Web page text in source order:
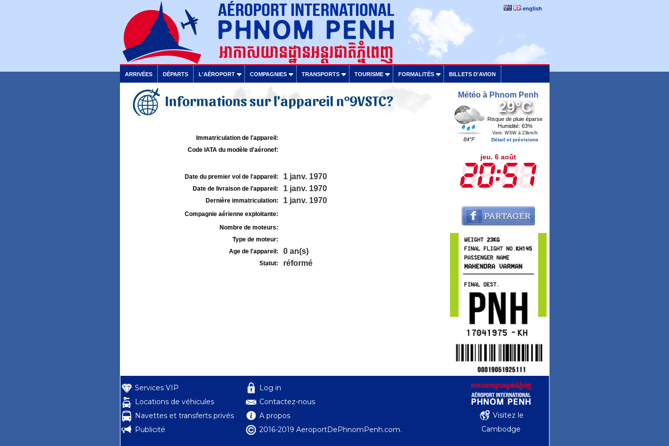
english
ARRIVÉES DÉPARTS L'AÉROPORT COMPAGNIES TRANSPORTS TOURISME FORMALITÉS BILLETS D'AVION
Informations sur l'appareil n°9VSTC?
Immatriculation de l'appareil:
Code IATA du modèle d'aéronef:
Date du premier vol de l'appareil: 1 janv. 1970
Date de livraison de l'appareil: 1 janv. 1970
Dernière immatriculation: 1 janv. 1970
Compagnie aérienne exploitante:
Nombre de moteurs:
Type de moteur:
Age de l'appareil:
0 an(s)
Statut: réformé
Météo à Phnom Penh
84°F
29°C
Risque de pluie éparse
Humidité: 63%
Vent: WSW à 23km/h
Détail et prévisions
jeu. 6 août
Services VIP
Locations de véhicules
Navettes et transferts privés
Publicité
Log in
Contactez-nous
A propos
2016-2019 AeroportDePhnomPenh.com.
Visitez le
Cambodge